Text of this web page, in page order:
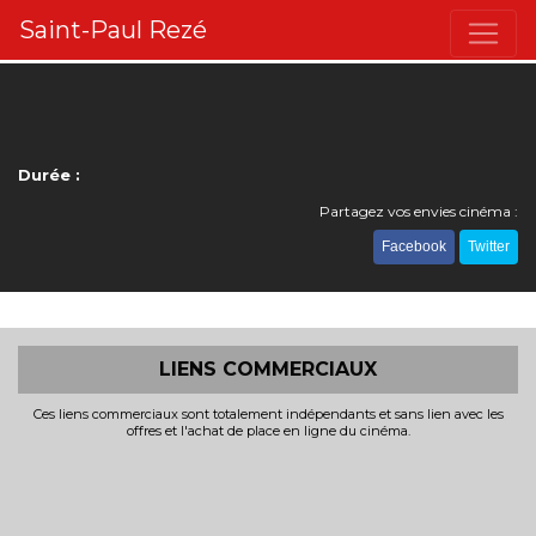
Saint-Paul Rezé
Durée :
Partagez vos envies cinéma :
Facebook Twitter
LIENS COMMERCIAUX
Ces liens commerciaux sont totalement indépendants et sans lien avec les
offres et l'achat de place en ligne du cinéma.